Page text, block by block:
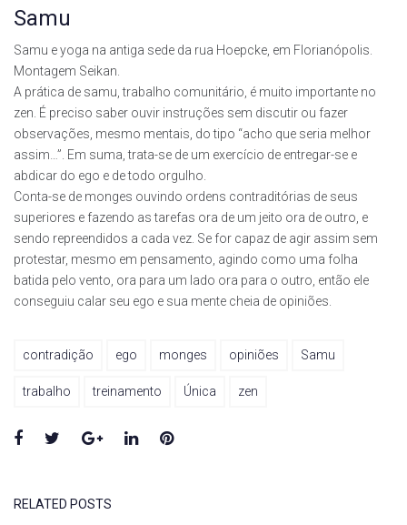
Samu
Samu e yoga na antiga sede da rua Hoepcke, em Florianópolis.
Montagem Seikan.
A prática de samu, trabalho comunitário, é muito importante no
zen. É preciso saber ouvir instruções sem discutir ou fazer
observações, mesmo mentais, do tipo “acho que seria melhor
assim…”. Em suma, trata-se de um exercício de entregar-se e
abdicar do ego e de todo orgulho.
Conta-se de monges ouvindo ordens contraditórias de seus
superiores e fazendo as tarefas ora de um jeito ora de outro, e
sendo repreendidos a cada vez. Se for capaz de agir assim sem
protestar, mesmo em pensamento, agindo como uma folha
batida pelo vento, ora para um lado ora para o outro, então ele
conseguiu calar seu ego e sua mente cheia de opiniões.
contradição ego monges opiniões Samu
trabalho treinamento Única zen
Facebook
TwitterGoogle+LinkedInPinterest
RELATED POSTS